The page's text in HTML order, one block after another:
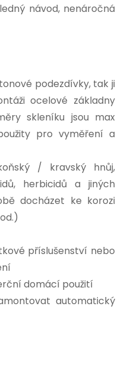
návod, nenáročná
podezdívky, tak ji
ocelové základny
skleníku jsou max
pro vyměření a
/ kravský hnůj,
herbicidů a jiných
docházet ke korozi
příslušenství nebo
domácí použití
automatický